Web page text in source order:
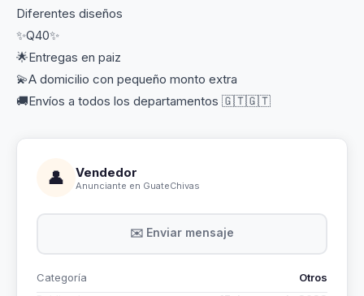
Diferentes diseños
✨Q40✨
🌟Entregas en paiz
💫A domicilio con pequeño monto extra
🚚Envíos a todos los departamentos 🇬🇹🇬🇹
👤 Vendedor
Anunciante en GuateChivas
✉️ Enviar mensaje
Categoría
Otros